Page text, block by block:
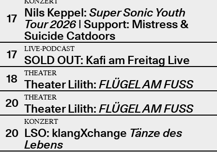
17 Nils Keppel: Super Sonic Youth
Tour 2026| Support: Mistress &
Suicide Catdoors
17
LIVE-PODCAST
SOLD OUT: Kafi am Freitag Live
18
THEATER
Theater Lilith: FLÜGEL AM FUSS
20
THEATER
Theater Lilith: FLÜGEL AM FUSS
20
KONZERT
LSO: klangXchange Tänze des
Lebens